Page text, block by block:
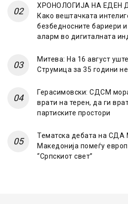
ХРОНОЛОГИЈА НА ЕДЕН
Како вештачката
безбедносните бариери
аларм во дигиталната
Митева: На 16 август
Струмица за 35 години
Герасимовски: СДСМ
врати на терен, да ги
партиските простори
Тематска дебата на СДА
Македонија помеѓу
“Српскиот свет”